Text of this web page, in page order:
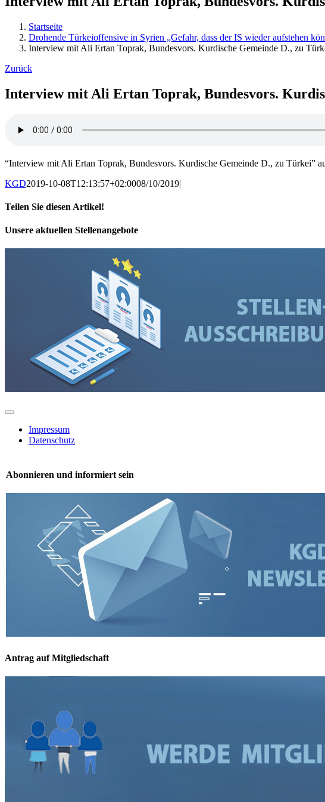
Startseite
Drohende Türkeioffensive in Syrien „Gefahr, dass der IS wieder aufstehen
Interview mit Ali Ertan Toprak, Bundesvors. Kurdische Gemeinde D., zu
Zurück
Interview mit Ali Ertan Toprak, Bundesvors.
“Interview mit Ali Ertan Toprak, Bundesvors. Kurdische Gemeinde D., zu
KGD2019-10-08T12:13:57+02:0008/10/2019|
Teilen Sie diesen Artikel!
Facebook
X
WhatsApp
Pinterest
E-
Unsere aktuellen Stellenangebote
Toggle
NavigationImpressum
Datenschutz
Abonnieren und informiert sein
Antrag auf Mitgliedschaft